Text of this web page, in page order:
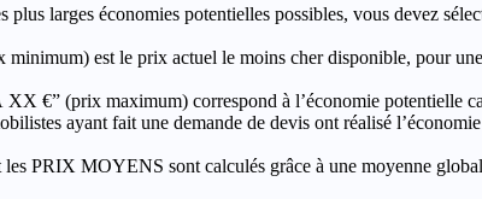
larges économies potentielles possibles, vous devez
est le prix actuel le moins cher disponible, pour une
€” (prix maximum) correspond à l’économie potentielle
ayant fait une demande de devis ont réalisé
PRIX MOYENS sont calculés grâce à une moyenne